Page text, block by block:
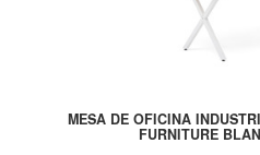
MESA DE OFICINA
FURNITURE